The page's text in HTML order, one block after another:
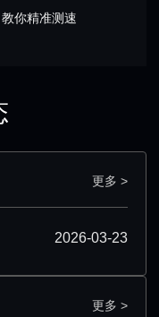
你精准测速
更多 >
2026-03-23
更多 >